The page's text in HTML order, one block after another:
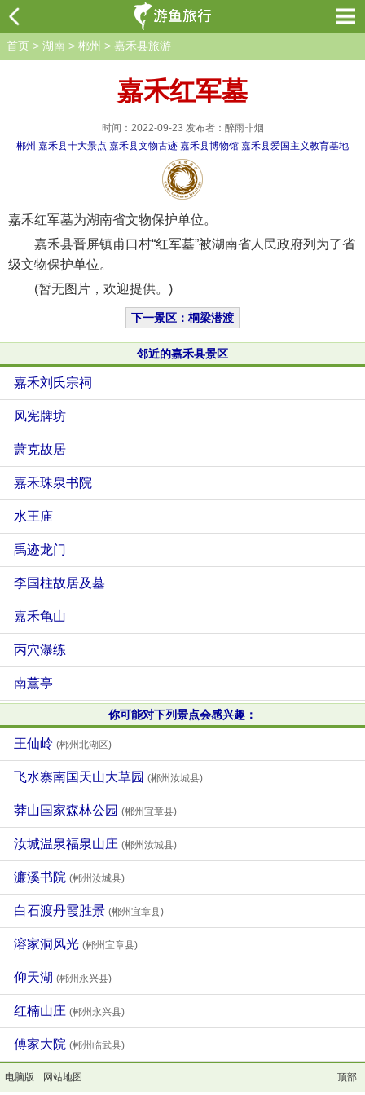
首页 > 湖南 > 郴州 > 嘉禾县旅游
嘉禾红军墓
时间：2022-09-23 发布者：醉雨非烟
郴州 嘉禾县十大景点 嘉禾县文物古迹 嘉禾县博物馆 嘉禾县爱国主义教育基地
嘉禾红军墓为湖南省文物保护单位。
嘉禾县晋屏镇甫口村“红军墓”被湖南省人民政府列为了省
级文物保护单位。
(暂无图片，欢迎提供。)
下一景区：桐梁潜渡
邻近的嘉禾县景区
嘉禾刘氏宗祠
风宪牌坊
萧克故居
嘉禾珠泉书院
水王庙
禹迹龙门
李国柱故居及墓
嘉禾龟山
丙穴瀑练
南薰亭
你可能对下列景点会感兴趣：
王仙岭 (郴州北湖区)
飞水寨南国天山大草园 (郴州汝城县)
莽山国家森林公园 (郴州宜章县)
汝城温泉福泉山庄 (郴州汝城县)
濂溪书院 (郴州汝城县)
白石渡丹霞胜景 (郴州宜章县)
溶家洞风光 (郴州宜章县)
仰天湖 (郴州永兴县)
红楠山庄 (郴州永兴县)
傅家大院 (郴州临武县)
电脑版 网站地图 顶部